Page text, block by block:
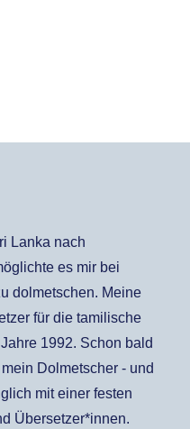
Lanka nach
es mir bei
dolmetschen. Meine
für die tamilische
1992. Schon bald
Dolmetscher - und
mit einer festen
Übersetzer*innen.